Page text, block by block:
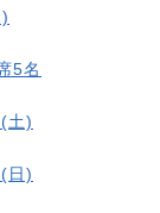
5名
土)
日)